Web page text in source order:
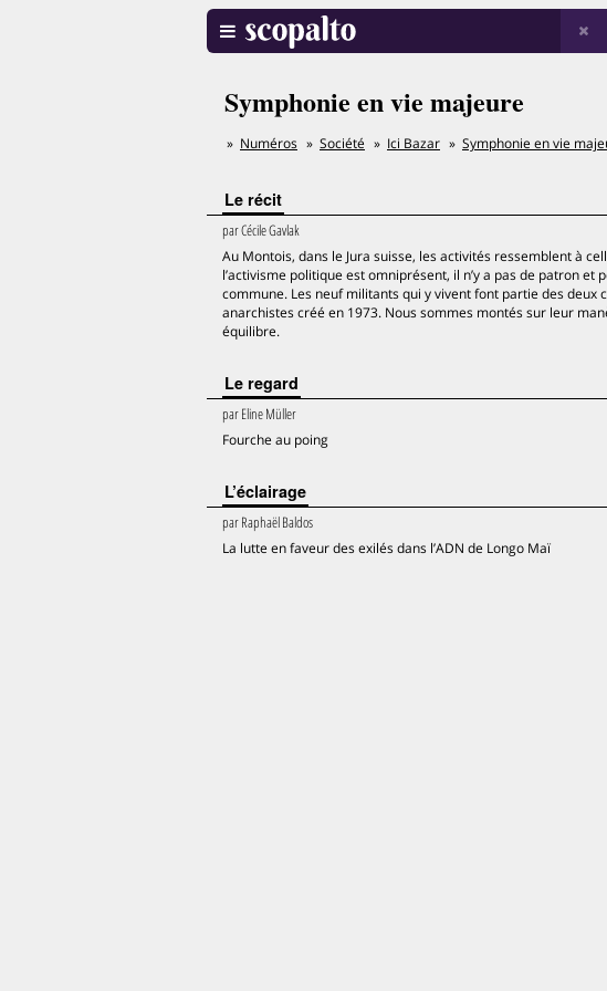
Symphonie en vie majeure
Numéros Société Ici Bazar Symphonie en vie
Le récit
parCécile Gavlak
Au Montois, dans le Jura suisse, les activités ressemblent à
l’activisme politique est omniprésent, il n’y a pas de patron
commune. Les neuf militants qui y vivent font partie des
anarchistes créé en 1973. Nous sommes montés sur leur
équilibre.
Le regard
parEline Müller
Fourche au poing
L’éclairage
parRaphaël Baldos
La lutte en faveur des exilés dans l’ADN de Longo Maï